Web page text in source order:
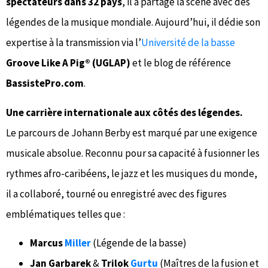
légendes de la musique mondiale. Aujourd’hui, il dédie son
expertise à la transmission via l’Université de la basse
Groove Like A Pig® (UGLAP)et le blog de référence
BassistePro.com.
Une carrière internationale aux côtés des légendes.
Le parcours de Johann Berby est marqué par une exigence
musicale absolue. Reconnu pour sa capacité à fusionner les
rythmes afro-caribéens, le jazz et les musiques du monde,
il a collaboré, tourné ou enregistré avec des figures
emblématiques telles que :
MarcusMiller(Légende de la basse)
Jan Garbarek&TrilokGurtu (Maîtres de la fusion et